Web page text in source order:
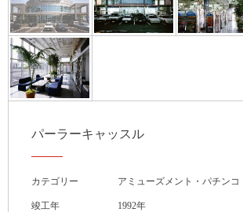
パーラーキャッスル
カテゴリー アミューズメント・パチンコ
竣工年 1992年